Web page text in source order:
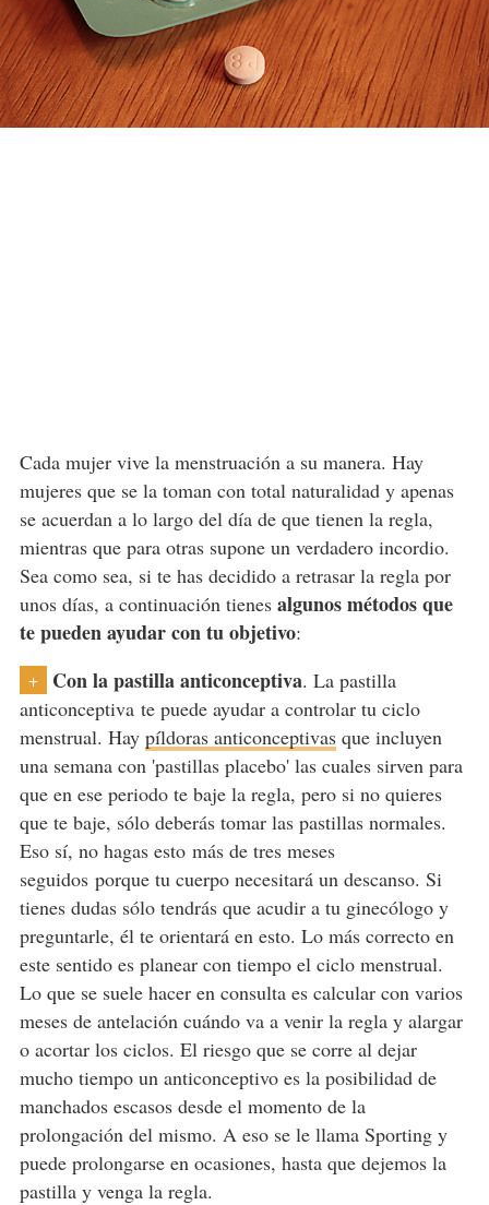
Cada mujer vive la menstruación a su manera. Hay
mujeres que se la toman con total naturalidad y apenas
se acuerdan a lo largo del día de que tienen la regla,
mientras que para otras supone un verdadero incordio.
Sea como sea, si te has decidido a retrasar la regla por
unos días, a continuación tienesalgunos métodos que
te pueden ayudar con tu objetivo:
+ Con la pastilla anticonceptiva. La pastilla
anticonceptiva te puede ayudar a controlar tu ciclo
menstrual. Hay píldoras anticonceptivasque incluyen
una semana con 'pastillas placebo' las cuales sirven para
que en ese periodo te baje la regla, pero si no quieres
que te baje, sólo deberás tomar las pastillas normales.
Eso sí, no hagas esto más de tres meses
seguidos porque tu cuerpo necesitará un descanso. Si
tienes dudas sólo tendrás que acudir a tu ginecólogo y
preguntarle, él te orientará en esto. Lo más correcto en
este sentido es planear con tiempo el ciclo menstrual.
Lo que se suele hacer en consulta es calcular con varios
meses de antelación cuándo va a venir la regla y alargar
o acortar los ciclos. El riesgo que se corre al dejar
mucho tiempo un anticonceptivo es la posibilidad de
manchados escasos desde el momento de la
prolongación del mismo. A eso se le llama Sporting y
puede prolongarse en ocasiones, hasta que dejemos la
pastilla y venga la regla.